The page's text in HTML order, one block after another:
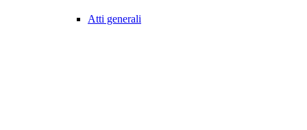
Atti generali